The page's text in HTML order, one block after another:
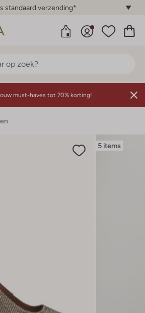
standaard verzending*
must-haves tot 70% korting!
5 items